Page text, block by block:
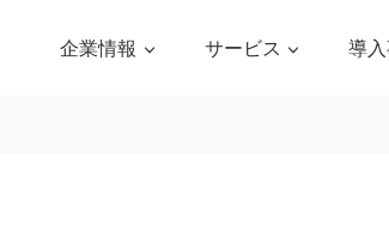
企業情報 サービス 導